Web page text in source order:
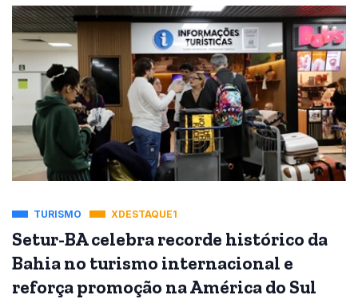
TURISMO XDESTAQUE1
Setur-BA celebra recorde histórico da
Bahia no turismo internacional e
reforça promoção na América do Sul